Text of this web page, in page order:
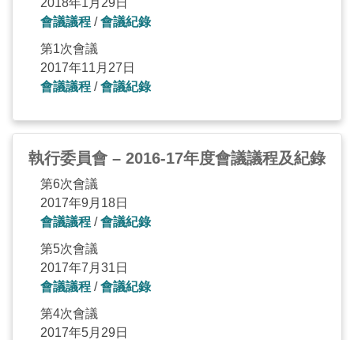
會議議程 /會議紀錄
第1次會議
2017年11月27日
會議議程 /會議紀錄
執行委員會 – 2016-17年度會議議程及紀錄
第6次會議
2017年9月18日
會議議程 /會議紀錄
第5次會議
2017年7月31日
會議議程 /會議紀錄
第4次會議
2017年5月29日